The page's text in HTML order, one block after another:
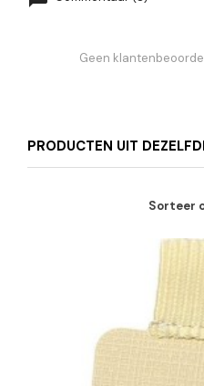
Geen
PRODUCTEN UIT
Sorteer